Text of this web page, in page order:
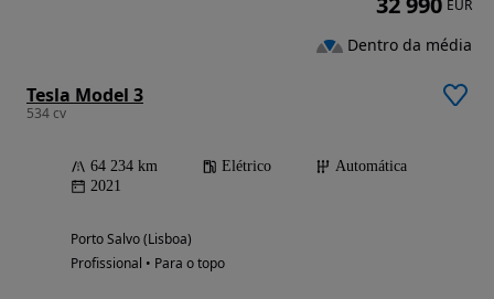
Tesla Model 3
534 cv
64 234 km Elétrico
Automática
2021
Porto Salvo (Lisboa)
Profissional • Para o topo
EUR
Dentro da média